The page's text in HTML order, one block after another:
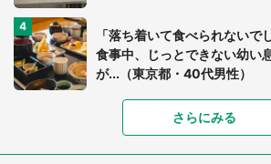
「落ち着いて食べられないで
食事中、じっとできない幼い
が...（東京都・40代男性）
「富豪すぎ」1歳息子の〝店
7万人驚がく 「お菓子売り場
ードル高い」
さらにみる